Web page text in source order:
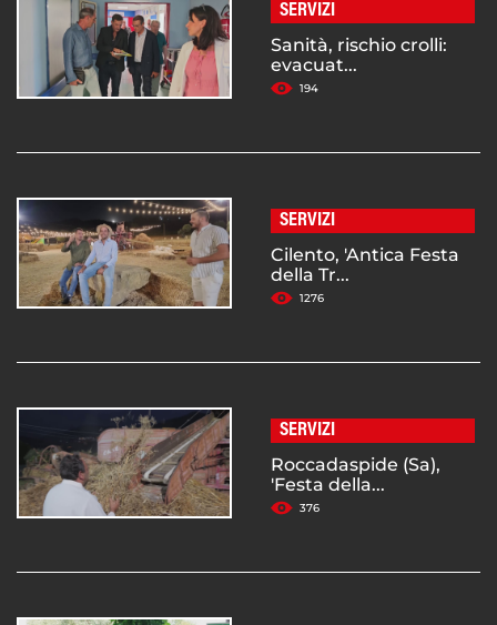
SERVIZI
Sanità, rischio crolli:
evacuat...
194
SERVIZI
Cilento, 'Antica Festa
della Tr...
1276
SERVIZI
Roccadaspide (Sa),
'Festa della...
376